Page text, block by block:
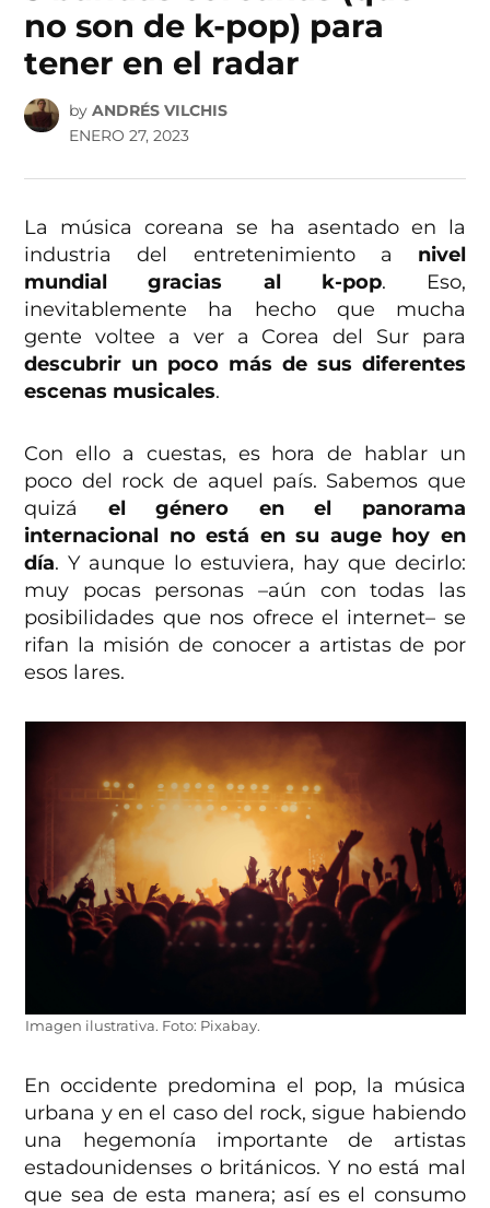
no son de k-pop) para
tener en el radar
by ANDRÉS VILCHIS
ENERO 27, 2023
La música coreana se ha asentado en la
industria del entretenimiento a nivel
mundial gracias al k-pop. Eso,
inevitablemente ha hecho que mucha
gente voltee a ver a Corea del Sur para
descubrir un poco más de sus diferentes
escenas musicales.
Con ello a cuestas, es hora de hablar un
poco del rock de aquel país. Sabemos que
quizá el género en el panorama
internacional no está en su auge hoy en
día. Y aunque lo estuviera, hay que decirlo:
muy pocas personas –aún con todas las
posibilidades que nos ofrece el internet– se
rifan la misión de conocer a artistas de por
esos lares.
Imagen ilustrativa. Foto: Pixabay.
En occidente predomina el pop, la música
urbana y en el caso del rock, sigue habiendo
una hegemonía importante de artistas
estadounidenses o británicos. Y no está mal
que sea de esta manera; así es el consumo